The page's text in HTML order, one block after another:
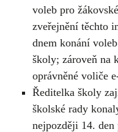
voleb pro
zveřejnění těchto
dnem konání
školy; zároveň na
oprávněné voliče
Ředitelka školy
školské rady
nejpozději 14.